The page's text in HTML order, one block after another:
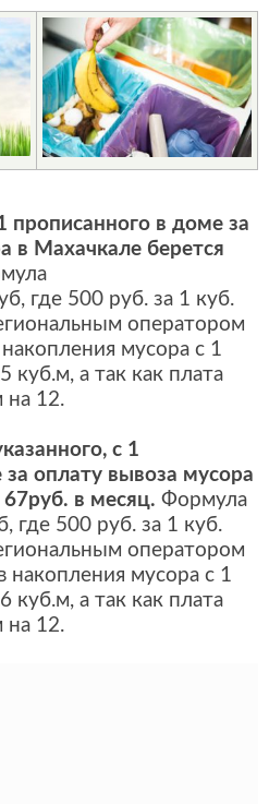
прописанного в доме за
в Махачкале берется
где 500 руб. за 1 куб.
оператором
мусора с 1
куб.м, а так как плата
на 12.
с 1
оплату вывоза мусора
в месяц. Формула
где 500 руб. за 1 куб.
оператором
мусора с 1
куб.м, а так как плата
на 12.